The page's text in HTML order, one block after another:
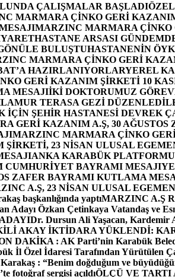
ÇALIŞMALAR BAŞLADI
MARMARA ÇİNKO GERİ
MARZINC MARMARA ÇİNKO
HASTANE ARSASI
BULUŞTUHASTANENİN
MARMARA ÇİNKO GERİ
HAZIRLANIYORLARYEREL
GERİ KAZANIM ŞİRKETİ 10
MESAJIİKİ DOKTORUMUZ
TERASA GEZİ
İÇİN ŞEHİR HASTANESİ DEVREK
GERİ KAZANIM A.Ş, 30
MARZINC MARMARA ÇİNKO
23 NİSAN ULUSAL
ANKA KARABÜK PLATFORMU
CUMHURİYET BAYRAMI MESAJI
ZAFER BAYRAMI KUTLAMA
A.Ş, 23 NİSAN ULUSAL
başkanlığında yaptıMARZINC A.Ş
Adayı Özkan Çetinkaya Vatandaş ve
Dr. Dursun Ali Yaşacan, Kardemir
AKAY İKTİDARA YÜKLENDİ:
DAKİKA : AK Parti’nin Karabük
İl Özel İdaresi Tarafından Yürütülen
: “Benim doğduğum ve
fotoğraf sergisi açıldıÖLÇÜ VE